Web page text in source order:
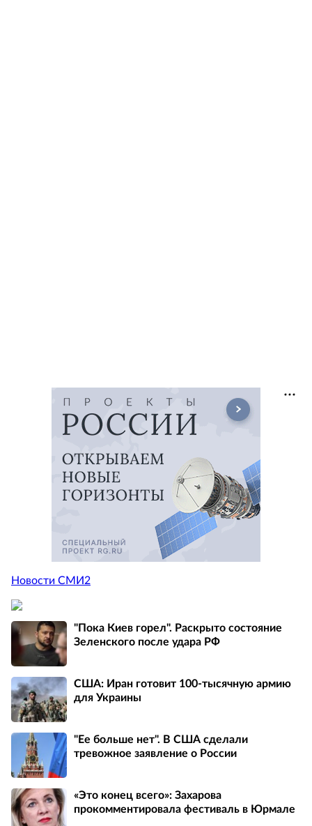
Новости СМИ2
"Пока Киев горел". Раскрыто состояние
Зеленского после удара РФ
США: Иран готовит 100-тысячную армию
для Украины
"Ее больше нет". В США сделали
тревожное заявление о России
«Это конец всего»: Захарова
прокомментировала фестиваль в Юрмале